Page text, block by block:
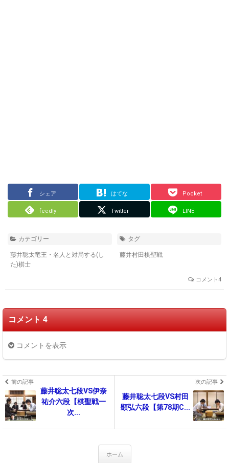
シェア はてな Pocket
feedly Twitter LINE
カテゴリー
藤井聡太竜王・名人と対局する(し
た)棋士
タグ
藤井村田棋聖戦
コメント4
コメント 4
コメントを表示
前の記事
藤井聡太七段VS伊奈
祐介六段【棋聖戦一
次...
次の記事
藤井聡太七段VS村田
顕弘六段【第78期C...
ホーム